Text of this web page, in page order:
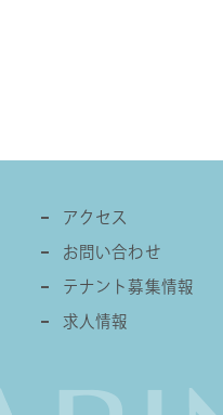
アクセス
お問い合わせ
テナント募集情報
求人情報